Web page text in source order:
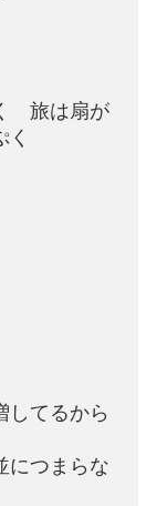
旅は扇が
してるから
につまらな